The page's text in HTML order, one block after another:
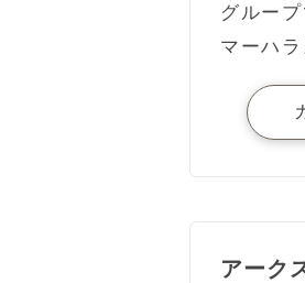
グルー
マーハ
アーク